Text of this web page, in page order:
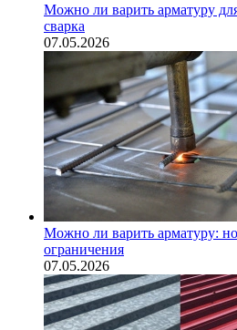
Можно ли варить арматуру
сварка
07.05.2026
Можно ли варить арматуру:
ограничения
07.05.2026